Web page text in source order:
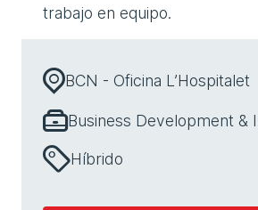
trabajo en equipo.
BCN - Oficina L’Hospitalet
Business Development &
Híbrido